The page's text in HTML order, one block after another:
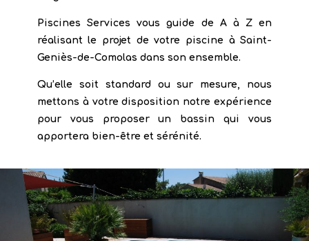
Piscines Services vous guide de A à Z en
réalisant le projet de votre piscine àSaint-
Geniès-de-Comolas dans son ensemble.
Qu’elle soit standard ou sur mesure, nous
mettons à votre disposition notre expérience
pour vous proposer un bassin qui vous
apportera bien-être et sérénité.